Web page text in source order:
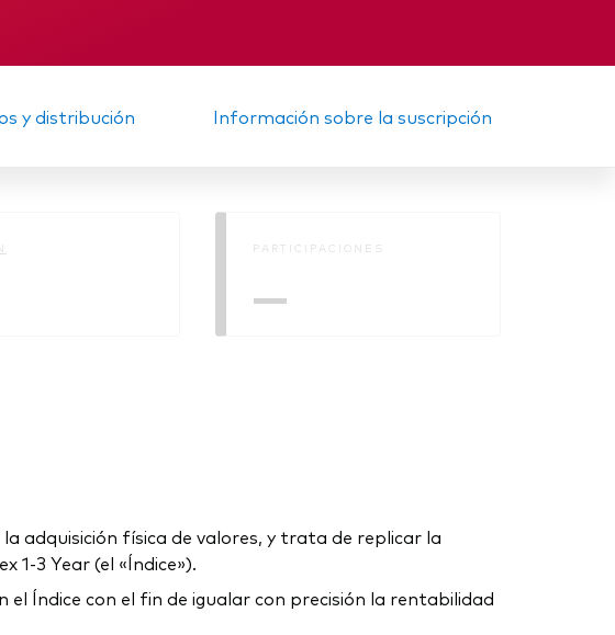
y distribución Información sobre la suscripción
PARTICIPACIONES
—
adquisición física de valores, y trata de replicar la
3 Year (el «Índice»).
Índice con el fin de igualar con precisión la rentabilidad